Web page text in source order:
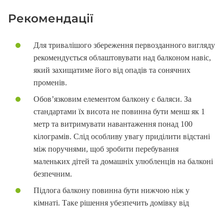
Рекомендації
Для тривалішого збереження первозданного вигляду
рекомендується облаштовувати над балконом навіс,
який захищатиме його від опадів та сонячних
променів.
Обов’язковим елементом балкону є баляси. За
стандартами їх висота не повинна бути менш як 1
метр та витримувати навантаження понад 100
кілограмів. Слід особливу увагу приділити відстані
між поручнями, щоб зробити перебування
маленьких дітей та домашніх улюбленців на балконі
безпечним.
Підлога балкону повинна бути нижчою ніж у
кімнаті. Таке рішення убезпечить домівку від